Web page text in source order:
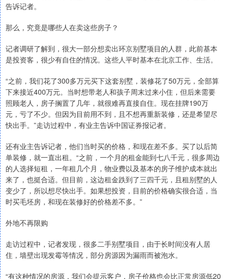
告诉记者。
那么，究竟是哪些人在卖这些房子？
记者调研了解到，很大一部分想卖出环京别墅项目的人群，此前基本
是投资客，很少有自住的情况。这些人平时基本在北京工作、生活。
“之前，我们花了300多万元买下这套别墅，装修花了50万元，全部算
下来接近400万元。当时想带老人和孩子周末过来小住，但后来需要
照顾老人，房子搁置了几年，就很难再直接自住。现在挂牌190万
元，亏了不少。但因为目前用不到，且不想再重新装修，还是希望尽
快出手。”走访过程中，有业主告诉中国证券报记者。
还有业主告诉记者，他们当时买的价格，和现在差不多。买了以后简
单装修，就一直出租。“之前，一个月的租金能到七八千元，很多周边
的人选择短租，一年租几个月，物业费以及基本的房子维护成本就出
来了，也挺合适。但目前，这边租金跌到了三四千元，且租别墅的人
变少了，所以想尽快出手。如果想投资，目前的价格确实很合适，当
时买毛坯房，和现在装修好的价格差不多。”
外地不再限购
走访过程中，记者发现，很多二手别墅项目，由于长时间没有人居
住，墙壁出现发霉等情况，部分房源因为漏雨而被泡水。
“有这种情况的房源，我们会提示客户，房子价格也会比正常房源低20